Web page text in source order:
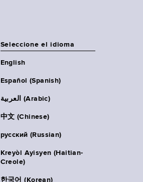
Seleccione el idioma
English
Español (Spanish)
العربية (Arabic)
中文 (Chinese)
русский (Russian)
Kreyòl Ayisyen (Haitian-
Creole)
한국어 (Korean)